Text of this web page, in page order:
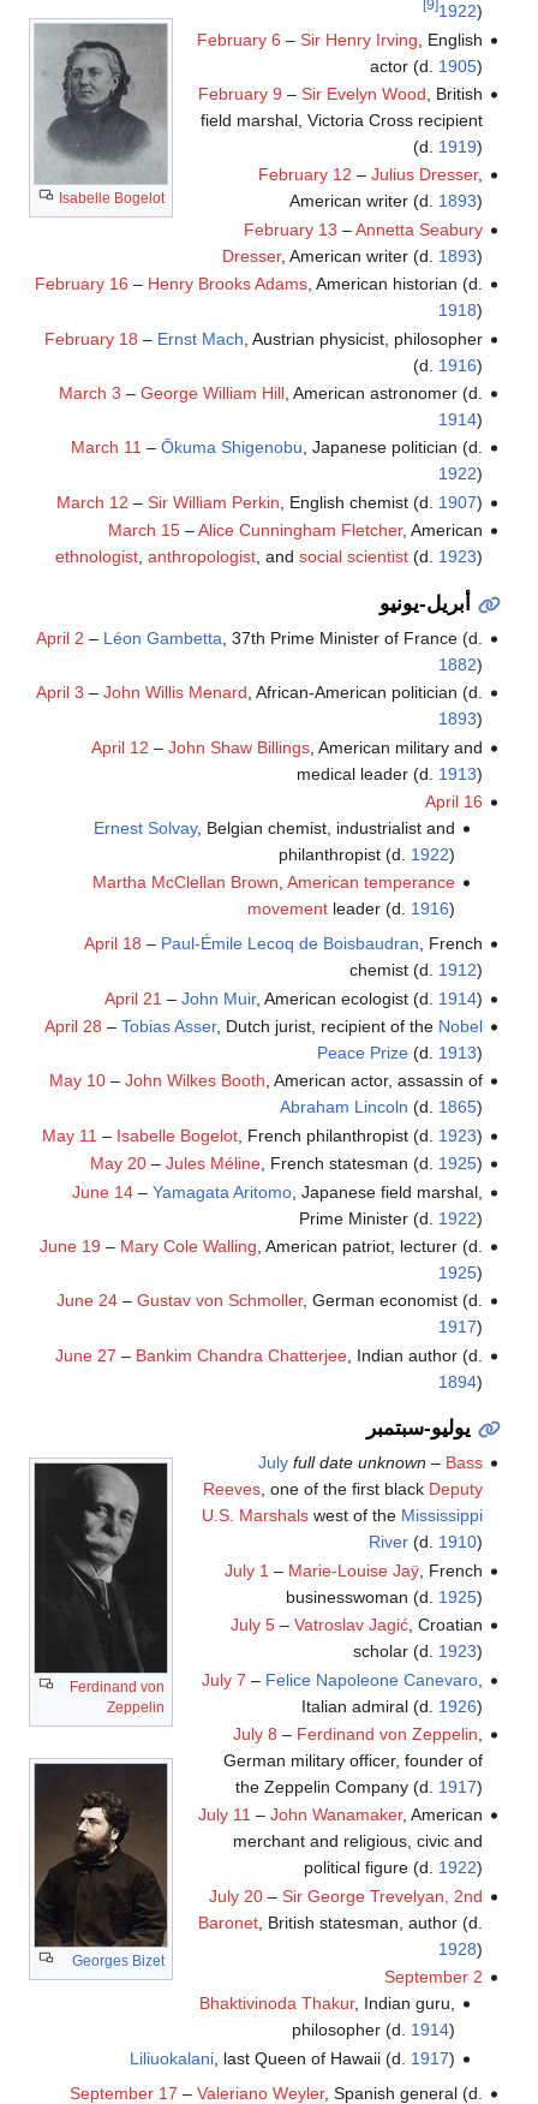
Isabelle Bogelot
1922)
[9]
February 6 – Sir Henry Irving , English
actor (d. 1905)
February 9 – Sir Evelyn Wood , British
field marshal, Victoria Cross recipient
(d. 1919)
February 12 – Julius Dresser,
American writer (d. 1893)
February 13 –Annetta Seabury
Dresser, American writer (d. 1893)
February 16 – Henry Brooks Adams, American historian (d.
1918)
February 18 – Ernst Mach , Austrian physicist, philosopher
(d. 1916)
March 3 – George William Hill, American astronomer (d.
1914)
March 11 – Ōkuma Shigenobu, Japanese politician (d.
1922)
March 12 – Sir William Perkin , English chemist (d. 1907)
March 15–Alice Cunningham Fletcher, American
ethnologist, anthropologist, and social scientist(d. 1923)
أبريل-يونيو
April 2 – Léon Gambetta , 37th Prime Minister of France (d.
1882)
April 3 – John Willis Menard , African-American politician (d.
1893)
April 12 – John Shaw Billings, American military and
medical leader (d. 1913)
April 16
Ernest Solvay, Belgian chemist, industrialist and
philanthropist (d. 1922)
Martha McClellan Brown,American temperance
movement leader (d. 1916)
April 18 – Paul-Émile Lecoq de Boisbaudran, French
chemist (d. 1912)
April 21 – John Muir, American ecologist (d. 1914)
April 28 – Tobias Asser, Dutch jurist, recipient of the Nobel
Peace Prize(d. 1913)
May 10– John Wilkes Booth, American actor, assassin of
Abraham Lincoln (d. 1865)
May 11 – Isabelle Bogelot, French philanthropist (d. 1923)
May 20– Jules Méline, French statesman (d. 1925)
June 14– Yamagata Aritomo, Japanese field marshal,
Prime Minister (d. 1922)
June 19 – Mary Cole Walling , American patriot, lecturer (d.
1925)
June 24– Gustav von Schmoller, German economist (d.
1917)
June 27 – Bankim Chandra Chatterjee, Indian author (d.
1894)
يوليو-سبتمبر
Ferdinand von
Zeppelin
Georges Bizet
July full date unknown – Bass
Reeves, one of the first black Deputy
U.S. Marshalswest of the Mississippi
River(d. 1910)
July 1 – Marie-Louise Jaÿ, French
businesswoman (d. 1925)
July 5– Vatroslav Jagić, Croatian
scholar (d. 1923)
July 7 – Felice Napoleone Canevaro,
Italian admiral (d. 1926)
July 8 – Ferdinand von Zeppelin
German military officer, founder of
the Zeppelin Company (d. 1917)
July 11 – John Wanamaker, American
merchant and religious, civic and
political figure (d. 1922)
July 20– Sir George Trevelyan, 2nd
Baronet, British statesman, author (d.
1928)
September 2
Bhaktivinoda Thakur, Indian guru,
philosopher (d. 1914)
Liliuokalani , last Queen of Hawaii (d. 1917)
September 17 – Valeriano Weyler, Spanish general (d.